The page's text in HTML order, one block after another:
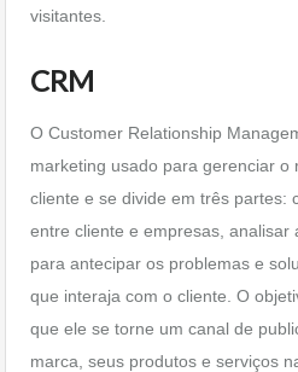
visitantes.
CRM
O Customer Relationship
marketing usado para gerenciar o
cliente e se divide em três partes:
entre cliente e empresas, analisar
para antecipar os problemas e
que interaja com o cliente. O
que ele se torne um canal de
marca, seus produtos e serviços